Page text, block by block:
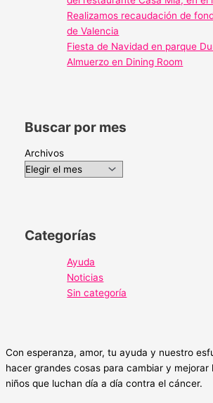
Realizamos recaudación de
de Valencia
Fiesta de Navidad en parque
Almuerzo en Dining Room
Buscar por mes
Archivos
Categorías
Ayuda
Noticias
Sin categoría
Con esperanza, amor, tu ayuda y nuestro
hacer grandes cosas para cambiar y mejorar
niños que luchan día a día contra el cáncer.